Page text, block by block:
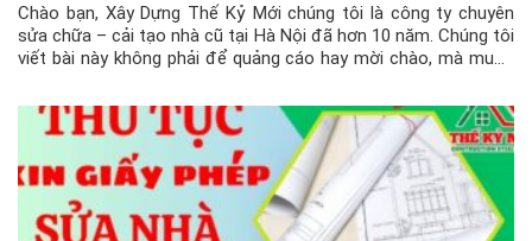
Chào bạn, Xây Dựng Thế Kỷ Mới chúng tôi là công ty chuyên
sửa chữa – cải tạo nhà cũ tại Hà Nội đã hơn 10 năm. Chúng tôi
viết bài này không phải để quảng cáo hay mời chào, mà muốn